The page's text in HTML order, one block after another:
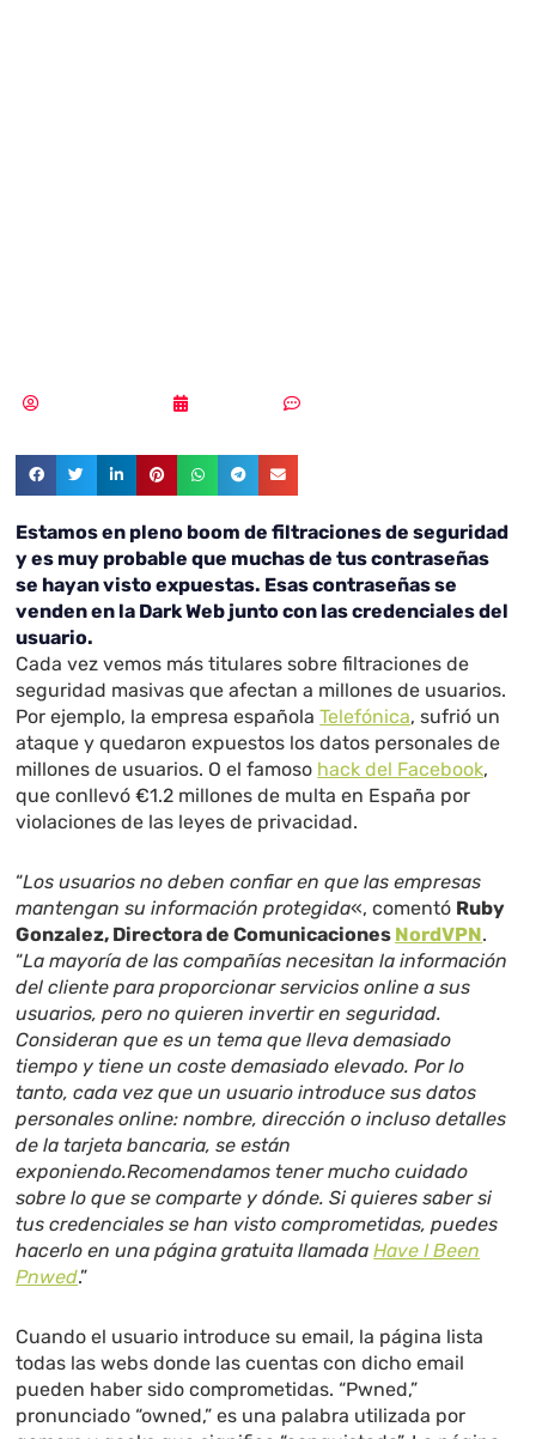
Estamos en pleno boom de filtraciones de seguridad
y es muy probable que muchas de tus contraseñas
se hayan visto expuestas. Esas contraseñas se
venden en la Dark Web junto con las credenciales del
usuario.
Cada vez vemos más titulares sobre filtraciones de
seguridad masivas que afectan a millones de usuarios.
Por ejemplo, la empresa españolaTelefónica, sufrió un
ataque y quedaron expuestos los datos personales de
millones de usuarios. O el famoso hack del Facebook,
que conllevó €1.2 millones de multa en España por
violaciones de las leyes de privacidad.
“Los usuarios no deben confiar en que las empresas
mantengan su información protegida«, comentó Ruby
Gonzalez, Directora de Comunicaciones NordVPN.
“La mayoría de las compañías necesitan la información
del cliente para proporcionar servicios online a sus
usuarios, pero no quieren invertir en seguridad.
Consideran que es un tema que lleva demasiado
tiempo y tiene un coste demasiado elevado. Por lo
tanto, cada vez que un usuario introduce sus datos
personales online: nombre, dirección o incluso detalles
de la tarjeta bancaria, se están
exponiendo.Recomendamos tener mucho cuidado
sobre lo que se comparte y dónde. Si quieres saber si
tus credenciales se han visto comprometidas, puedes
hacerlo en una página gratuita llamadaHave I Been
Pnwed.”
Cuando el usuario introduce su email, la página lista
todas las webs donde las cuentas con dicho email
pueden haber sido comprometidas. “Pwned,”
pronunciado “owned,” es una palabra utilizada por